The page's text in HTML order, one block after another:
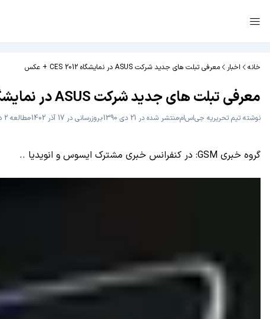
خانه اخبار معرفی تبلت های جدید شرکت ASUS در نمایشگاه CES 2012 + عکس
معرفی تبلت های جدید شرکت ASUS در نمایشگاه CES 2012 + عکس
نوشته تیم تحریریه جی‌اس‌اممنتشر شده در 21 دی 1390 بروزرسانی در 17 آذر 1402
مطالعه 2 دقیقه
گروه خبری GSM: در کنفرانس خبری مشترک ایسوس و انویدیا ..